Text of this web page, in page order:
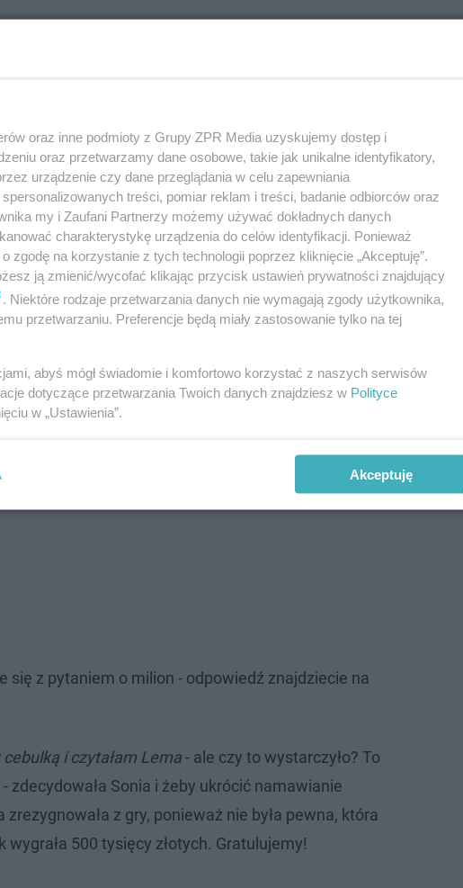
należy kupić samochód i pędzić nim póty, aż
się z pytaniem o milion - odpowiedź znajdziecie na
i czytałam Lema- ale czy to wystarczyło? To
zdecydowała Sonia i żeby ukrócić namawianie
zrezygnowała z gry, ponieważ nie była pewna, która
500 tysięcy złotych. Gratulujemy!
oraz inne podmioty z Grupy ZPR Media uzyskujemy dostęp i
oraz przetwarzamy dane osobowe, takie jak unikalne identyfikatory,
urządzenie czy dane przeglądania w celu zapewniania
treści, pomiar reklam i treści, badanie odbiorców oraz
my i Zaufani Partnerzy możemy używać dokładnych danych
charakterystykę urządzenia do celów identyfikacji. Ponieważ
zgodę na korzystanie z tych technologii poprzez kliknięcie „Akceptuję”.
ją zmienić/wycofać klikając przycisk ustawień prywatności znajdujący
. Niektóre rodzaje przetwarzania danych nie wymagają zgody użytkownika,
przetwarzaniu. Preferencje będą miały zastosowanie tylko na tej
abyś mógł świadomie i komfortowo korzystać z naszych serwisów
dotyczące przetwarzania Twoich danych znajdziesz w Polityce
w „Ustawienia”.
Akceptuję